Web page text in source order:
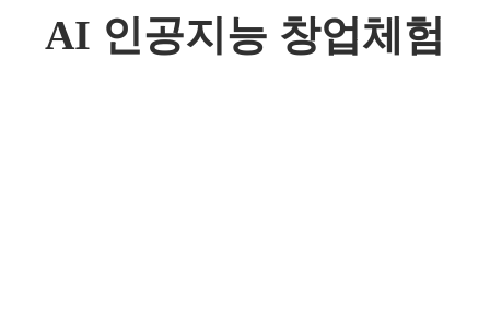
AI 인공지능 창업체험